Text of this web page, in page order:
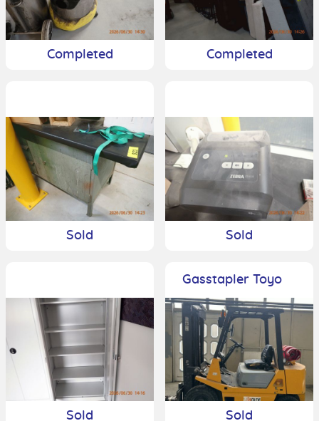
Completed Completed
Sold Sold
Sold
Gasstapler Toyo
Sold